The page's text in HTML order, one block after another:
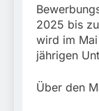
2025 bis
wird im
jährigen
Über den